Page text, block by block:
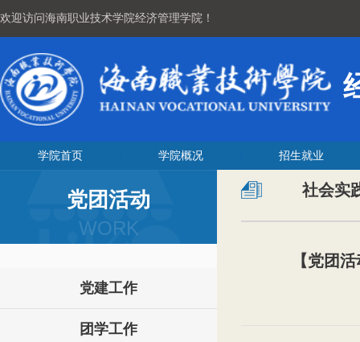
欢迎访问海南职业技术学院经济管理学院！
学院首页 学院概况 招生就业
党团活动
WORK
党建工作
团学工作
社会实
【党团